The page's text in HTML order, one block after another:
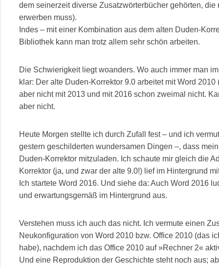
dem seinerzeit diverse Zusatzwörterbücher gehörten, die
erwerben muss).
Indes – mit einer Kombination aus dem alten Duden-
Bibliothek kann man trotz allem sehr schön arbeiten.
Die Schwierigkeit liegt woanders. Wo auch immer man
klar: Der alte Duden-Korrektor 9.0 arbeitet mit Word
aber nicht mit 2013 und mit 2016 schon zweimal nicht.
aber nicht.
Heute Morgen stellte ich durch Zufall fest – und ich
gestern geschilderten wundersamen Dingen –, dass
Duden-Korrektor mitzuladen. Ich schaute mir gleich die
Korrektor (ja, und zwar der alte 9.0!) lief im Hintergrund
Ich startete Word 2016. Und siehe da: Auch Word 2016
und erwartungsgemäß im Hintergrund aus.
Verstehen muss ich auch das nicht. Ich vermute einen
Neukonfiguration von Word 2010 bzw. Office 2010 (das
habe), nachdem ich das Office 2010 auf »Rechner 2«
Und eine Reproduktion der Geschichte steht noch aus;